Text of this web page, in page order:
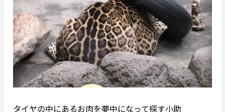
タイヤの中にあるお肉を夢中になって探す小助